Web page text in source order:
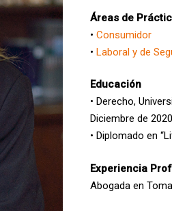
Áreas de
•Consumidor
•Laboral y de
Educación
• Derecho,
Diciembre de
• Diplomado en
Experiencia
Abogada en